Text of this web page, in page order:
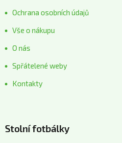
Ochrana osobních údajů
Vše o nákupu
O nás
Spřátelené weby
Kontakty
Stolní fotbálky